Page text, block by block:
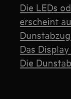
Die LEDs
erscheint
Das
Die